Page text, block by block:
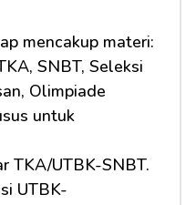
mencakup materi:
SNBT, Seleksi
Olimpiade
untuk
TKA/UTBK-SNBT.
UTBK-